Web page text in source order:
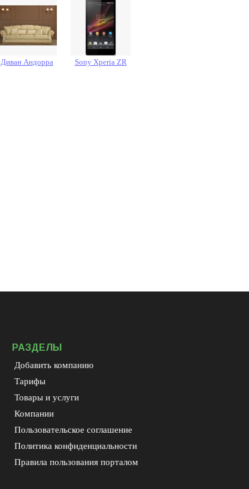
Диван Андорра Sony Xperia ZR
РАЗДЕЛЫ
Добавить компанию
Тарифы
Товары и услуги
Компании
Пользовательское соглашение
Политика конфиденциальности
Правила пользования порталом